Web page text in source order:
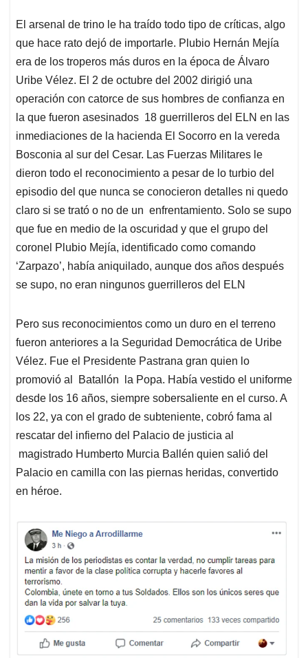
El arsenal de trino le ha traído todo tipo de críticas, algo
que hace rato dejó de importarle. Plubio Hernán Mejía
era de los troperos más duros en la época de Álvaro
Uribe Vélez. El 2 de octubre del 2002 dirigió una
operación con catorce de sus hombres de confianza en
la que fueron asesinados 18 guerrilleros del ELN en las
inmediaciones de la hacienda El Socorro en la vereda
Bosconia al sur del Cesar. Las Fuerzas Militares le
dieron todo el reconocimiento a pesar de lo turbio del
episodio del que nunca se conocieron detalles ni quedo
claro si se trató o no de un enfrentamiento. Solo se supo
que fue en medio de la oscuridad y que el grupo del
coronel Plubio Mejía, identificado como comando
‘Zarpazo’, había aniquilado, aunque dos años después
se supo, no eran ningunos guerrilleros del ELN
Pero sus reconocimientos como un duro en el terreno
fueron anteriores a la Seguridad Democrática de Uribe
Vélez. Fue el Presidente Pastrana gran quien lo
promovió al Batallón la Popa. Había vestido el uniforme
desde los 16 años, siempre sobersaliente en el curso. A
los 22, ya con el grado de subteniente, cobró fama al
rescatar del infierno del Palacio de justicia al
magistrado Humberto Murcia Ballén quien salió del
Palacio en camilla con las piernas heridas, convertido
en héroe.